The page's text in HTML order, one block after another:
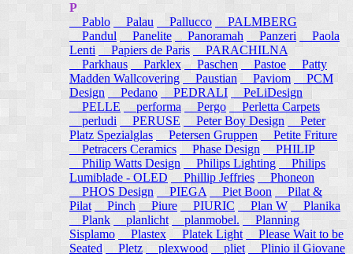
P
Pablo
Palau Pallucco
PALMBERG
Pandul
Panelite Panoramah Panzeri
Paola
Lenti
Papiers de Paris
PARACHILNA
Parkhaus
Parklex Paschen Pastoe
Patty
Madden Wallcovering
Paustian Paviom
PCM
Design
Pedano PEDRALI
PeLiDesign
PELLE
performa Pergo
Perletta Carpets
perludi
PERUSE Peter Boy Design
Peter
Platz Spezialglas
Petersen Gruppen
Petite Friture
Petracers Ceramics
Phase Design
PHILIP
Philip Watts Design
Philips Lighting
Philips
Lumiblade - OLED
Phillip Jeffries
Phoneon
PHOS Design
PIEGA Piet Boon
Pilat &
Pilat
Pinch Piure PIURIC Plan W
Planika
Plank
planlicht planmobel. Planning
Sisplamo
Plastex Platek Light
Please Wait to be
Seated
Pletz plexwood pliet
Plinio il Giovane